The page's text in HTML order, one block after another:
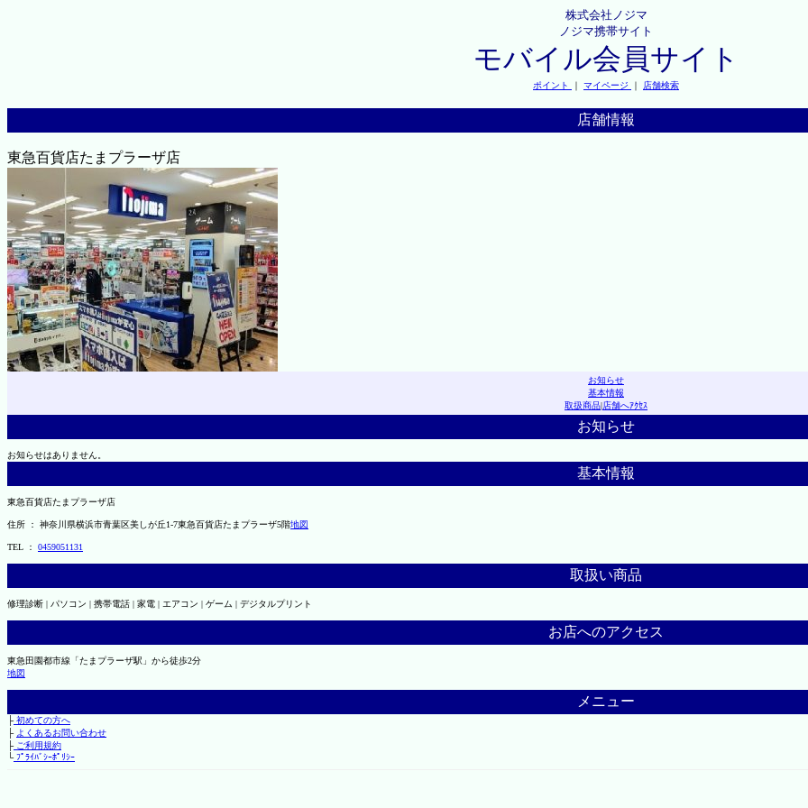
株式会社ノジマ
ノジマ携帯サイト
モバイル会員サイト
ポイント ｜ マイページ ｜ 店舗検索
店舗情報
東急百貨店たまプラーザ店
お知らせ
基本情報
取扱商品|店舗へｱｸｾｽ
お知らせ
お知らせはありません。
基本情報
東急百貨店たまプラーザ店
住所 ： 神奈川県横浜市青葉区美しが丘1-7東急百貨店たまプラーザ5階地図
TEL ： 0459051131
取扱い商品
修理診断 | パソコン | 携帯電話 | 家電 | エアコン | ゲーム | デジタルプリント
お店へのアクセス
東急田園都市線「たまプラーザ駅」から徒歩2分
地図
メニュー
├初めての方へ
├ よくあるお問い合わせ
├ご利用規約
└ﾌﾟﾗｲﾊﾞｼｰﾎﾟﾘｼｰ